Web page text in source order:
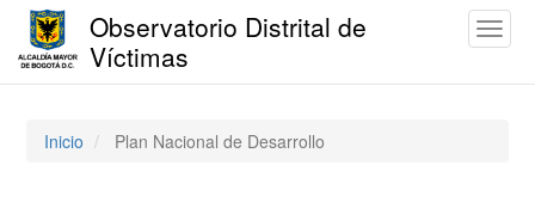
Pasar
contenido
Observatorio Distrital de
Víctimas
Inicio Plan Nacional de Desarrollo